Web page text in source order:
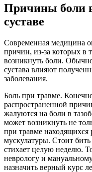
Причины боли
суставе
Современная медицина
причин, из-за которых в
возникнуть боли.
сустава влияют
заболевания.
Боль при травме.
распространенной
жалуются на боли в
может возникнуть не
при травме находящихся
мускулатуры. Стоит
стихает целую неделю.
неврологу и
назначить верный курс